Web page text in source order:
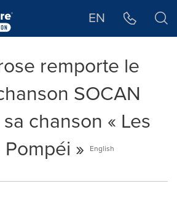
EN
remporte le
SOCAN
chanson « Les
»
English